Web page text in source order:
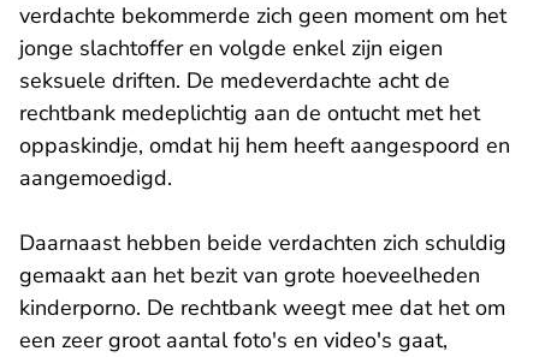
verdachte bekommerde zich geen moment om het
jonge slachtoffer en volgde enkel zijn eigen
seksuele driften. De medeverdachte acht de
rechtbank medeplichtig aan de ontucht met het
oppaskindje, omdat hij hem heeft aangespoord en
aangemoedigd.
Daarnaast hebben beide verdachten zich schuldig
gemaakt aan het bezit van grote hoeveelheden
kinderporno. De rechtbank weegt mee dat het om
een zeer groot aantal foto's en video's gaat,